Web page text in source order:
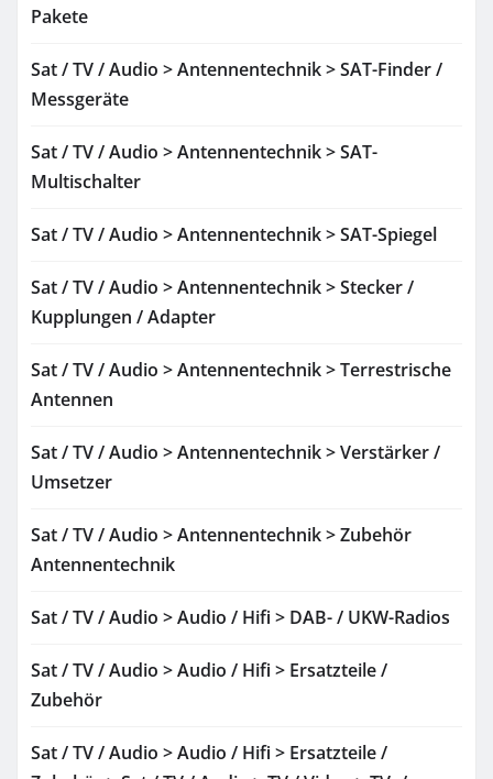
Pakete
Sat / TV / Audio > Antennentechnik > SAT-Finder /
Messgeräte
Sat / TV / Audio > Antennentechnik > SAT-
Multischalter
Sat / TV / Audio > Antennentechnik > SAT-Spiegel
Sat / TV / Audio > Antennentechnik > Stecker /
Kupplungen / Adapter
Sat / TV / Audio > Antennentechnik > Terrestrische
Antennen
Sat / TV / Audio > Antennentechnik > Verstärker /
Umsetzer
Sat / TV / Audio > Antennentechnik > Zubehör
Antennentechnik
Sat / TV / Audio > Audio / Hifi > DAB- / UKW-Radios
Sat / TV / Audio > Audio / Hifi > Ersatzteile /
Zubehör
Sat / TV / Audio > Audio / Hifi > Ersatzteile /